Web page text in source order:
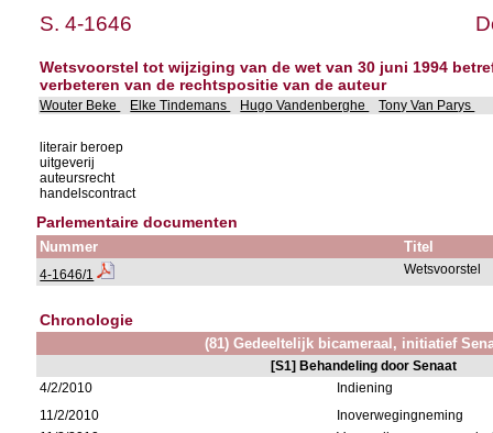
S. 4-1646
Wetsvoorstel tot wijziging van de wet van 30 juni 1994
verbeteren van de rechtspositie van de auteur
Wouter Beke Elke Tindemans Hugo Vandenberghe Tony Van Parys
literair beroep
uitgeverij
auteursrecht
handelscontract
Parlementaire documenten
Nummer Titel
4-1646/1 Wetsvoorstel
Chronologie
(81) Gedeeltelijk bicameraal, initiatief
[S1] Behandeling door Senaat
4/2/2010
Indiening
11/2/2010
Inoverwegingneming